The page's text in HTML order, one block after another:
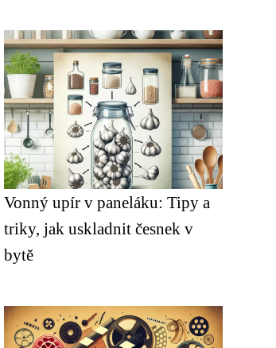
Vonný upír v paneláku: Tipy a
triky, jak uskladnit česnek v
bytě